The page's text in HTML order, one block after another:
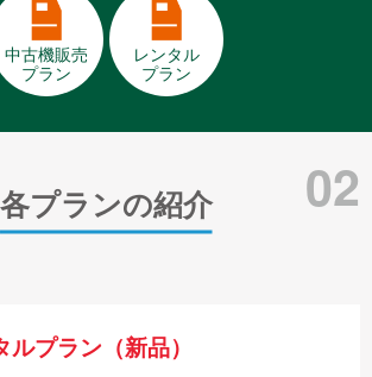
中古機販売
プラン
レンタル
プラン
02
各プランの紹介
プラン（新品）